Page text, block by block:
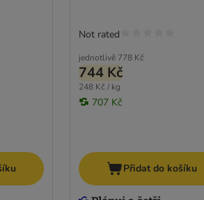
jednotlivě 778 Kč
744 Kč
248 Kč / kg
707 Kč
Not rated
Přidat do košíku